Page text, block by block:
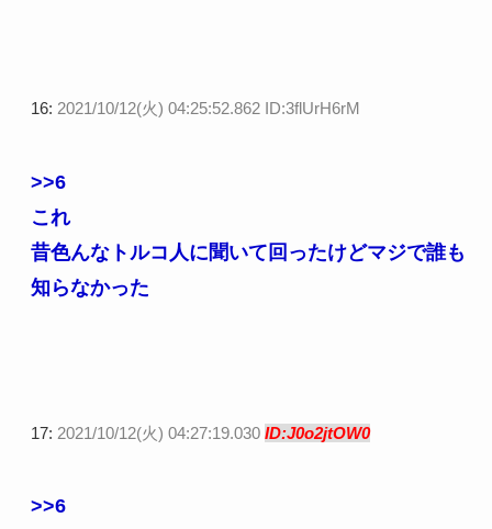
16: 2021/10/12(火) 04:25:52.862 ID:3flUrH6rM
>>6
これ
昔色んなトルコ人に聞いて回ったけどマジで誰も
知らなかった
17: 2021/10/12(火) 04:27:19.030 ID:J0o2jtOW0
>>6